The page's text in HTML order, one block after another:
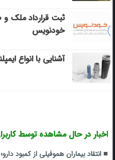
ثبت قرارداد ملک و
خودنویس
آشنایی با انواع
اخبار در حال مشاهده توسط
انتقاد بیماران هموفیلی از کمبود